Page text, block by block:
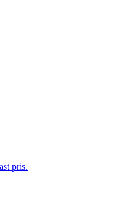
pris.